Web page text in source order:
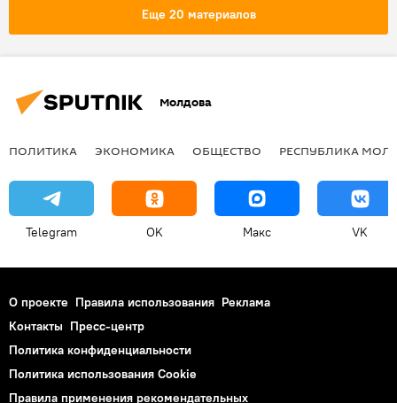
Еще 20 материалов
Молдова
ПОЛИТИКА ЭКОНОМИКА ОБЩЕСТВО РЕСПУБЛИКА
Telegram OK Макс VK
О проекте Правила использования Реклама
Контакты Пресс-центр
Политика конфиденциальности
Политика использования Cookie
Правила применения рекомендательных